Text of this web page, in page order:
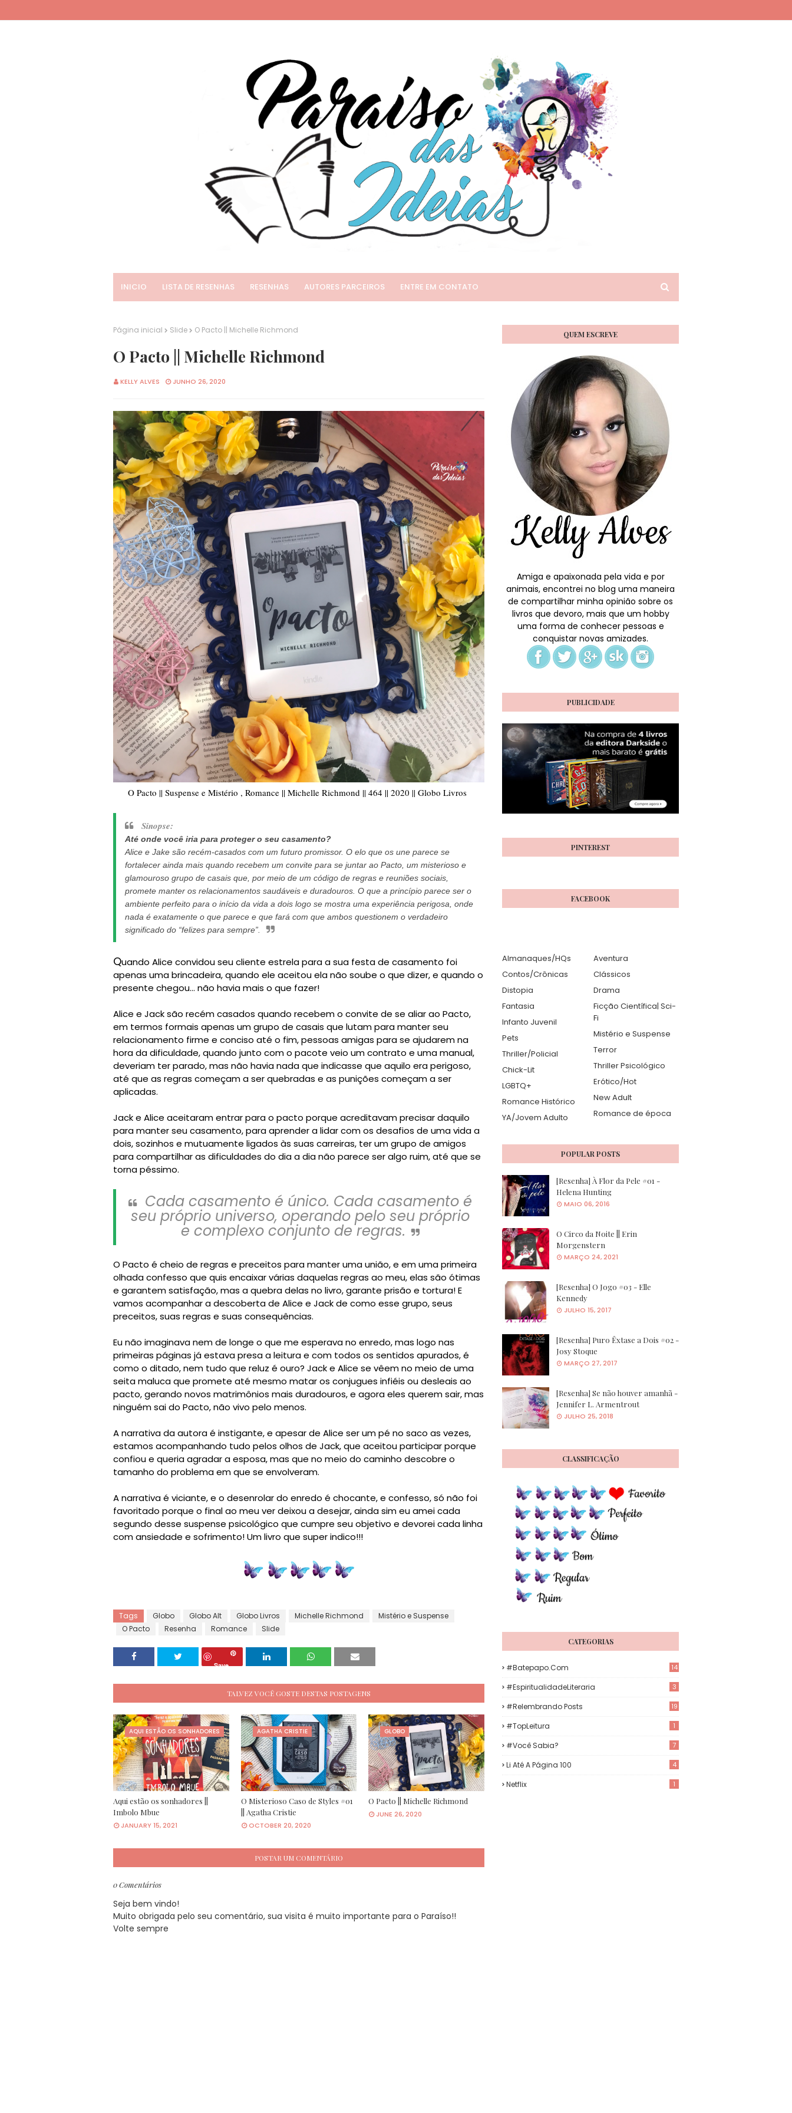
INICIO LISTA DE RESENHAS RESENHAS AUTORES PARCEIROS ENTRE EM CONTATO
Página inicial Slide O Pacto || Michelle Richmond
O Pacto || Michelle Richmond
KELLY ALVES JUNHO 26, 2020
O Pacto || Suspense e Mistério , Romance || Michelle Richmond || 464 || 2020 || Globo Livros
Sinopse:
Até onde você iria para proteger o seu casamento?
Alice e Jake são recém-casados com um futuro promissor. O elo que os une parece se
fortalecer ainda mais quando recebem um convite para se juntar ao Pacto, um misterioso e
glamouroso grupo de casais que, por meio de um código de regras e reuniões sociais,
promete manter os relacionamentos saudáveis e duradouros. O que a princípio parece ser o
ambiente perfeito para o início da vida a dois logo se mostra uma experiência perigosa, onde
nada é exatamente o que parece e que fará com que ambos questionem o verdadeiro
significado do “felizes para sempre”.
Quando Alice convidou seu cliente estrela para a sua festa de casamento foi
apenas uma brincadeira, quando ele aceitou ela não soube o que dizer, e quando o
presente chegou... não havia mais o que fazer! ⁣
Alice e Jack são recém casados quando recebem o convite de se aliar ao Pacto,
em termos formais apenas um grupo de casais que lutam para manter seu
relacionamento firme e conciso até o fim, pessoas amigas para se ajudarem na
hora da dificuldade, quando junto com o pacote veio um contrato e uma manual,
deveriam ter parado, mas não havia nada que indicasse que aquilo era perigoso,
até que as regras começam a ser quebradas e as punições começam a ser
aplicadas. ⁣
Jack e Alice aceitaram entrar para o pacto porque acreditavam precisar daquilo
para manter seu casamento, para aprender a lidar com os desafios de uma vida a
dois, sozinhos e mutuamente ligados às suas carreiras, ter um grupo de amigos
para compartilhar as dificuldades do dia a dia não parece ser algo ruim, até que se
torna péssimo. ⁣
Cada casamento é único. Cada casamento é
seu próprio universo, operando pelo seu próprio
e complexo conjunto de regras.
O Pacto é cheio de regras e preceitos para manter uma união, e em uma primeira
olhada confesso que quis encaixar várias daquelas regras ao meu, elas são ótimas
e garantem satisfação, mas a quebra delas no livro, garante prisão e tortura!⁣ E
vamos acompanhar a descoberta de Alice e Jack de como esse grupo, seus
preceitos, suas regras e suas consequências.
Eu não imaginava nem de longe o que me esperava no enredo, mas logo nas
primeiras páginas já estava presa a leitura e com todos os sentidos apurados, é
como o ditado, nem tudo que reluz é ouro? Jack e Alice se vêem no meio de uma
seita maluca que promete até mesmo matar os conjugues infiéis ou desleais ao
pacto, gerando novos matrimônios mais duradouros, e agora eles querem sair, mas
ninguém sai do Pacto, não vivo pelo menos. ⁣
A narrativa da autora é instigante, e apesar de Alice ser um pé no saco as vezes,
estamos acompanhando tudo pelos olhos de Jack, que aceitou participar porque
confiou e queria agradar a esposa, mas que no meio do caminho descobre o
tamanho do problema em que se envolveram.
A narrativa é viciante, e o desenrolar do enredo é chocante, e confesso, só não foi
favoritado porque o final ao meu ver deixou a desejar, ainda sim eu amei cada
segundo desse suspense psicológico que cumpre seu objetivo e devorei cada linha
com ansiedade e sofrimento! Um livro que super indico!!!
Tags Globo Globo Alt Globo Livros Michelle Richmond
Mistério e Suspense
O Pacto
Resenha Romance Slide
Save
TALVEZ VOCÊ GOSTE DESTAS POSTAGENS
AQUI ESTÃO OS SONHADORES
Aqui estão os sonhadores ||
Imbolo Mbue
JANUARY 15, 2021
AGATHA CRISTIE
O Misterioso Caso de Styles #01
|| Agatha Cristie
OCTOBER 20, 2020
GLOBO
O Pacto || Michelle Richmond
JUNE 26, 2020
POSTAR UM COMENTÁRIO
0 Comentários
Seja bem vindo!
Muito obrigada pelo seu comentário, sua visita é muito importante para o Paraíso!!
Volte sempre
QUEM ESCREVE
Amiga e apaixonada pela vida e por
animais, encontrei no blog uma maneira
de compartilhar minha opinião sobre os
livros que devoro, mais que um hobby
uma forma de conhecer pessoas e
conquistar novas amizades.
PUBLICIDADE
PINTEREST
FACEBOOK
Almanaques/HQs
Aventura
Contos/Crônicas
Clássicos
Distopia
Drama
Fantasia
Ficção Científica| Sci-
Fi
Infanto Juvenil
Mistério e Suspense
Pets
Terror
Thriller/Policial
Thriller Psicológico
Chick-Lit
Erótico/Hot
LGBTQ+
New Adult
Romance Histórico
Romance de época
YA/Jovem Adulto
POPULAR POSTS
[Resenha] À Flor da Pele #01 -
Helena Hunting
MAIO 06, 2016
O Circo da Noite || Erin
Morgenstern
MARÇO 24, 2021
[Resenha] O Jogo #03 - Elle
Kennedy
JULHO 15, 2017
[Resenha] Puro Êxtase a Dois #02 -
Josy Stoque
MARÇO 27, 2017
[Resenha] Se não houver amanhã -
Jennifer L. Armentrout
JULHO 25, 2018
CLASSIFICAÇÃO
CATEGORIAS
#Batepapo.com 14
#EspiritualidadeLiteraria 3
#Relembrando Posts 19
#TopLeitura 1
#Você Sabia? 7
Li Até A Página 100 4
Netflix 1